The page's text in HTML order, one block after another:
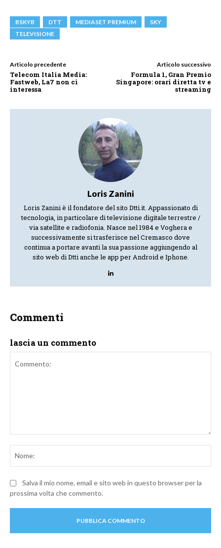
BSKYB DTT MEDIASET PREMIUM
SKY
TELEVISIONE
Articolo precedente
Telecom Italia Media:
Fastweb, La7 non ci
interessa
Articolo successivo
Formula 1, Gran Premio
Singapore: orari diretta tv e
streaming
Loris Zanini
Loris Zanini è il fondatore del sito Dtti.it. Appassionato di
tecnologia, in particolare di televisione digitale terrestre /
via satellite e radiofonia. Nasce nel 1984 e Voghera e
successivamente si trasferisce nel Cremasco dove
continua a portare avanti la sua passione aggiungendo al
sito web di Dtti anche le app per Android e Iphone.
Commenti
lascia un commento
Salva il mio nome, email e sito web in questo browser per la
prossima volta che commento.